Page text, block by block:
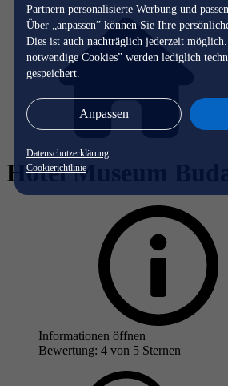
Partnern personalisierte Werbung und
Über „anpassen” können Sie Ihre
Dies ist auch nachträglich jederzeit
notwendige Cookies” werden lediglich
gespeichert.
Anpassen
Datenschutzerklärung
Cookierichtlinie
Hotel Museum
Informationen öffnen
Bewertung: 4 von 5 Sternen